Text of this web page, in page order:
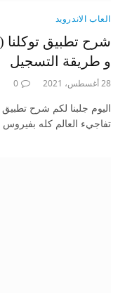
العاب الاندرويد
و طريقة التسجيل
28 أغسطس، 2021 0
تفاجيء العالم كله